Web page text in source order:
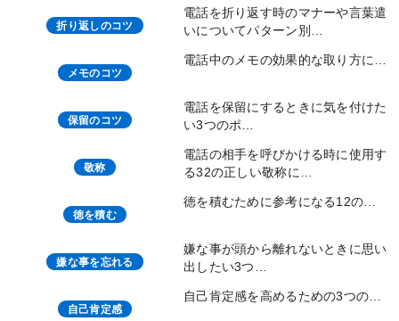
折り返しのコツ
電話を折り返す時のマナーや言葉遣
いについてパターン別…
メモのコツ
電話中のメモの効果的な取り方に…
保留のコツ
電話を保留にするときに気を付けた
い3つのポ…
敬称
電話の相手を呼びかける時に使用す
る32の正しい敬称に…
徳を積む
徳を積むために参考になる12の…
嫌な事を忘れる
嫌な事が頭から離れないときに思い
出したい3つ…
自己肯定感
自己肯定感を高めるための3つの…